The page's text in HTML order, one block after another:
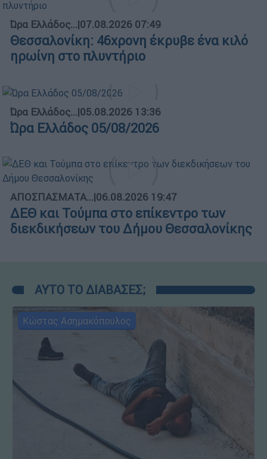
Ώρα Ελλάδος...|07.08.2026 07:49
Θεσσαλονίκη: 46χρονη έκρυβε ένα κιλό
ηρωίνη στο πλυντήριο
Ώρα Ελλάδος...|05.08.2026 13:36
Ώρα Ελλάδος 05/08/2026
ΑΠΟΣΠΑΣΜΑΤΑ...|06.08.2026 19:47
ΔΕΘ και Τούμπα στο επίκεντρο των
διεκδικήσεων του Δήμου Θεσσαλονίκης
ΑΥΤΟ ΤΟ ΔΙΑΒΑΣΕΣ;
Κώστας Ασημακόπουλος